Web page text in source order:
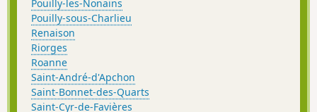
Pouilly-les-Nonains
Pouilly-sous-Charlieu
Renaison
Riorges
Roanne
Saint-André-d'Apchon
Saint-Bonnet-des-Quarts
Saint-Cyr-de-Favières